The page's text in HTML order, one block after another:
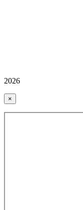
2026
×